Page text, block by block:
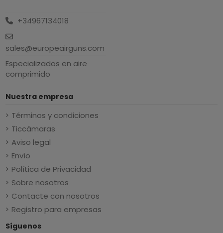
+34967134018
sales@europeairguns.com
Especializados en aire
comprimido
Nuestra empresa
Términos y condiciones
Ticcámaras
Aviso legal
Envío
Política de Privacidad
Sobre nosotros
Contacte con nosotros
Registro para empresas
Síguenos